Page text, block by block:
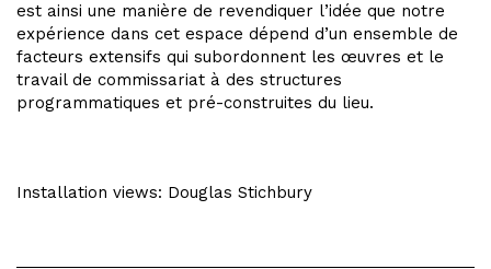
est ainsi une manière de revendiquer l’idée que notre
expérience dans cet espace dépend d’un ensemble de
facteurs extensifs qui subordonnent les œuvres et le
travail de commissariat à des structures
programmatiques et pré-construites du lieu.
Installation views: Douglas Stichbury